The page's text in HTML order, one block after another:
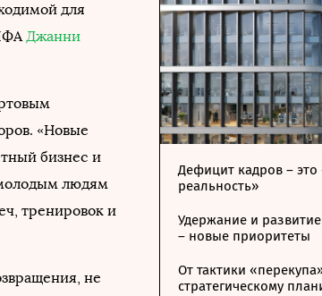
для
Джанни
«Новые
бизнес и
людям
тренировок и
не
Дефицит кадров – это
реальность»
Удержание и
– новые приоритеты
От тактики
стратегическому